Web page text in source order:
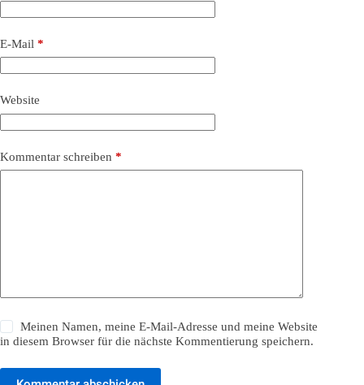
E-Mail *
Website
Kommentar schreiben *
Meinen Namen, meine E-Mail-Adresse und meine Website
in diesem Browser für die nächste Kommentierung speichern.